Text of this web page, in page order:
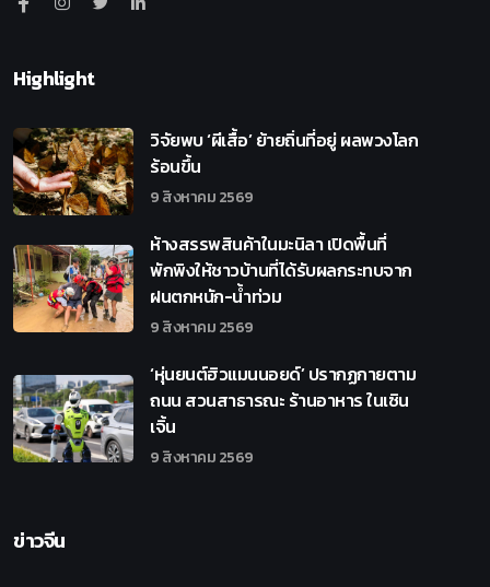
Highlight
วิจัยพบ ‘ผีเสื้อ’ ย้ายถิ่นที่อยู่ ผลพวงโลก
ร้อนขึ้น
9 สิงหาคม 2569
ห้างสรรพสินค้าในมะนิลา เปิดพื้นที่
พักพิงให้ชาวบ้านที่ได้รับผลกระทบจาก
ฝนตกหนัก-น้ำท่วม
9 สิงหาคม 2569
‘หุ่นยนต์ฮิวแมนนอยด์’ ปรากฏกายตาม
ถนน สวนสาธารณะ ร้านอาหาร ในเซิน
เจิ้น
9 สิงหาคม 2569
ข่าวจีน